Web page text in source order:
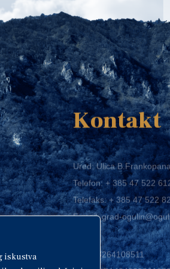
iskustva
Kontakt
Ured: Ulica
Telefon:+ 385 47 522
Telefaks:+ 385 47 522
E-mail:grad-
OIB: 58264108511
IBAN: